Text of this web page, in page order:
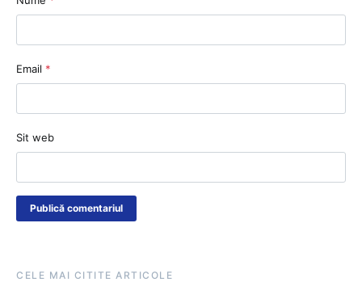
Email *
Sit web
CELE MAI CITITE ARTICOLE